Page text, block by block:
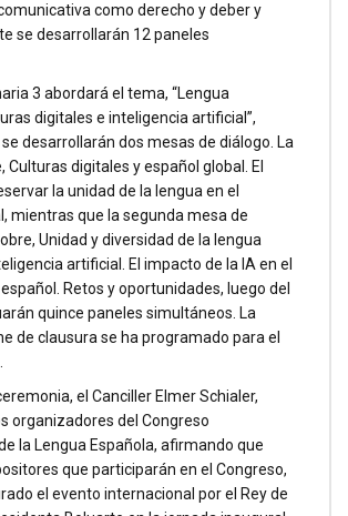
como derecho y deber y
se desarrollarán 12 paneles
3 abordará el tema, “Lengua
digitales e inteligencia artificial”,
se desarrollarán dos mesas de diálogo. La
Culturas digitales y español global. El
la unidad de la lengua en el
mientras que la segunda mesa de
Unidad y diversidad de la lengua
artificial. El impacto de la IA en el
Retos y oportunidades, luego del
quince paneles simultáneos. La
de clausura se ha programado para el
el Canciller Elmer Schialer,
organizadores del Congreso
la Lengua Española, afirmando que
que participarán en el Congreso,
el evento internacional por el Rey de